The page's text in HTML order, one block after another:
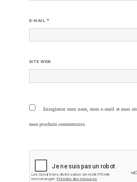
E-MAIL*
SITE WEB
Enregistrer mon nom, mon e-mail et mon
mon prochain commentaire.